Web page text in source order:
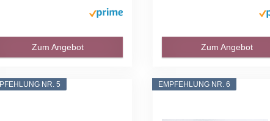
Zum Angebot Zum Angebot
NR. 5 EMPFEHLUNG NR. 6